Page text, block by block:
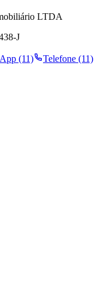
LTDA
J
(11)
Telefone (11)